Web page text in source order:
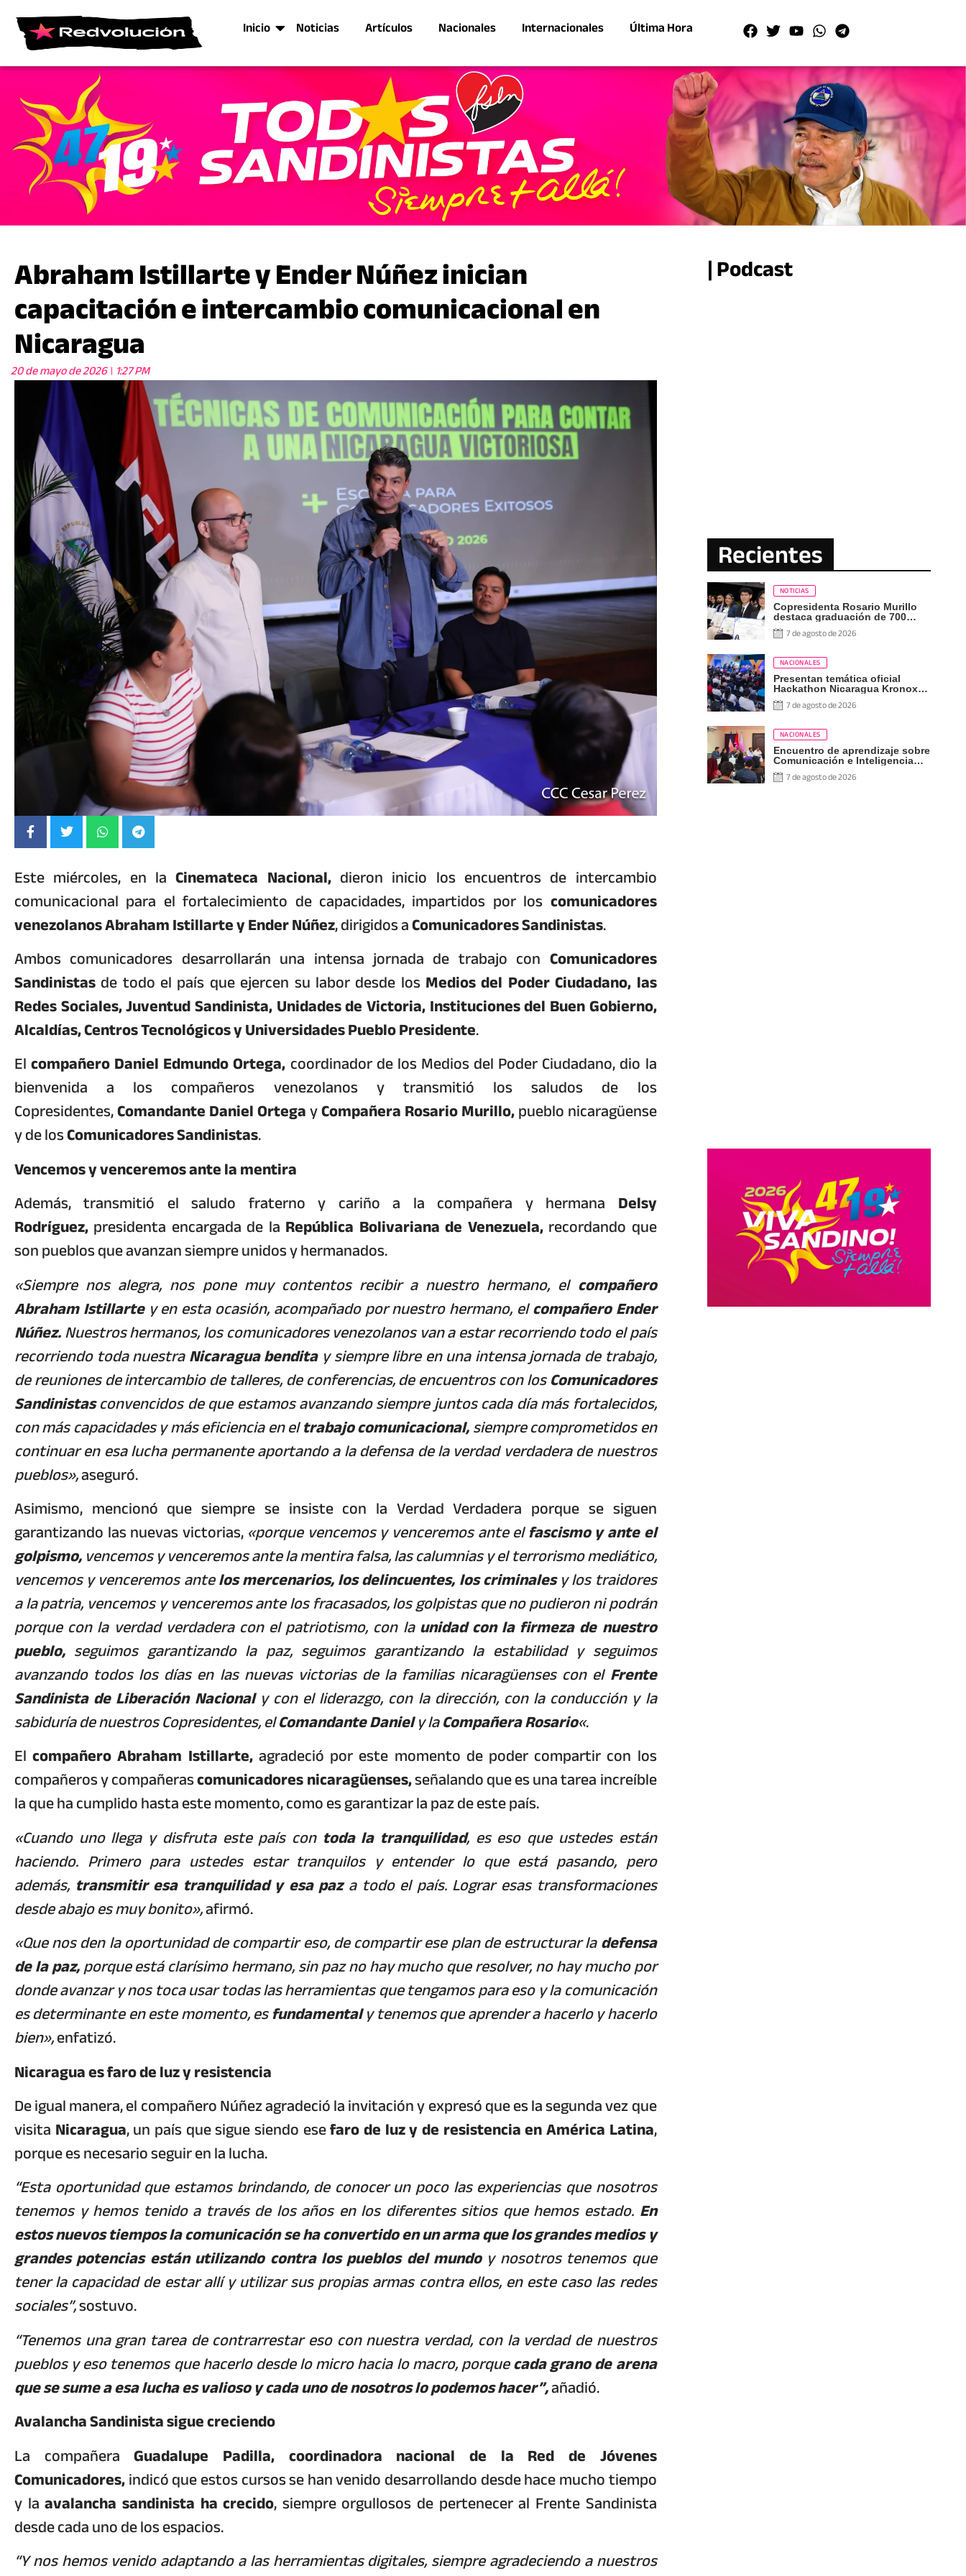
Inicio Noticias Artículos Nacionales Internacionales Última Hora
Abraham Istillarte y Ender Núñez inician
capacitación e intercambio comunicacional en
Nicaragua
20 de mayo de 2026 1:27 PM
Este miércoles, en laCinemateca Nacional,dieron inicio los encuentros de intercambio
comunicacional para el fortalecimiento de capacidades, impartidos por los comunicadores
venezolanos Abraham Istillarte y Ender Núñez, dirigidos aComunicadores Sandinistas.
Ambos comunicadores desarrollarán una intensa jornada de trabajo con Comunicadores
Sandinistasde todo el país que ejercen su labor desde losMedios del Poder Ciudadano, las
Redes Sociales, Juventud Sandinista, Unidades de Victoria, Instituciones del Buen Gobierno,
Alcaldías, Centros Tecnológicos y Universidades Pueblo Presidente.
Elcompañero Daniel Edmundo Ortega,coordinador de los Medios del Poder Ciudadano, dio la
bienvenida a los compañeros venezolanos y transmitió los saludos de los
Copresidentes,Comandante Daniel OrtegayCompañera Rosario Murillo,pueblo nicaragüense
y de losComunicadores Sandinistas.
Vencemos y venceremos ante la mentira
Además, transmitió el saludo fraterno y cariño a la compañera y hermana Delsy
Rodríguez,presidenta encargada de la República Bolivariana de Venezuela,recordando que
son pueblos que avanzan siempre unidos y hermanados.
«Siempre nos alegra, nos pone muy contentos recibir a nuestro hermano, el compañero
Abraham Istillartey en esta ocasión, acompañado por nuestro hermano, elcompañero Ender
Núñez.Nuestros hermanos, los comunicadores venezolanos van a estar recorriendo todo el país
recorriendo toda nuestraNicaragua benditay siempre libre en una intensa jornada de trabajo,
de reuniones de intercambio de talleres, de conferencias, de encuentros con losComunicadores
Sandinistasconvencidos de que estamos avanzando siempre juntos cada día más fortalecidos,
con más capacidades y más eficiencia en eltrabajo comunicacional,siempre comprometidos en
continuar en esa lucha permanente aportando a la defensa de la verdad verdadera de nuestros
pueblos»,aseguró.
Asimismo, mencionó que siempre se insiste con la Verdad Verdadera porque se siguen
garantizando las nuevas victorias,«porque vencemos y venceremos ante elfascismo y ante el
golpismo,vencemos y venceremos ante la mentira falsa, las calumnias y el terrorismo mediático,
vencemos y venceremos antelos mercenarios, los delincuentes, los criminalesy los traidores
a la patria, vencemos y venceremos ante los fracasados, los golpistas que no pudieron ni podrán
porque con la verdad verdadera con el patriotismo, con launidad con la firmeza de nuestro
pueblo, seguimos garantizando la paz, seguimos garantizando la estabilidad y seguimos
avanzando todos los días en las nuevas victorias de la familias nicaragüenses con elFrente
Sandinista de Liberación Nacionaly con el liderazgo, con la dirección, con la conducción y la
sabiduría de nuestros Copresidentes, elComandante Daniely laCompañera Rosario«.
Elcompañero Abraham Istillarte,agradeció por este momento de poder compartir con los
compañeros y compañerascomunicadores nicaragüenses,señalando que es una tarea increíble
la que ha cumplido hasta este momento, como es garantizar la paz de este país.
«Cuando uno llega y disfruta este país con toda la tranquilidad, es eso que ustedes están
haciendo. Primero para ustedes estar tranquilos y entender lo que está pasando, pero
además, transmitir esa tranquilidad y esa paza todo el país. Lograr esas transformaciones
desde abajo es muy bonito»,afirmó.
«Que nos den la oportunidad de compartir eso, de compartir ese plan de estructurar ladefensa
de la paz,porque está clarísimo hermano, sin paz no hay mucho que resolver, no hay mucho por
donde avanzar y nos toca usar todas las herramientas que tengamos para eso y la comunicación
es determinante en este momento, esfundamentaly tenemos que aprender a hacerlo y hacerlo
bien»,enfatizó.
Nicaragua es faro de luz y resistencia
De igual manera, el compañero Núñez agradeció la invitación y expresó que es la segunda vez que
visitaNicaragua, un país que sigue siendo esefaro de luz y de resistencia en América Latina,
porque es necesario seguir en la lucha.
“Esta oportunidad que estamos brindando, de conocer un poco las experiencias que nosotros
tenemos y hemos tenido a través de los años en los diferentes sitios que hemos estado. En
estos nuevos tiempos la comunicación se ha convertido en un arma que los grandes medios y
grandes potencias están utilizando contra los pueblos del mundoy nosotros tenemos que
tener la capacidad de estar allí y utilizar sus propias armas contra ellos, en este caso las redes
sociales”,sostuvo.
“Tenemos una gran tarea de contrarrestar eso con nuestra verdad, con la verdad de nuestros
pueblos y eso tenemos que hacerlo desde lo micro hacia lo macro, porquecada grano de arena
que se sume a esa lucha es valioso y cada uno de nosotros lo podemos hacer”,añadió.
Avalancha Sandinista sigue creciendo
La compañeraGuadalupe Padilla, coordinadora nacional de la Red de Jóvenes
Comunicadores,indicó que estos cursos se han venido desarrollando desde hace mucho tiempo
y laavalancha sandinista ha crecido, siempre orgullosos de pertenecer al Frente Sandinista
desde cada uno de los espacios.
“Y nos hemos venido adaptando a las herramientas digitales, siempre agradeciendo a nuestros
| Podcast
Recientes
NOTICIAS
Copresidenta Rosario Murillo
destaca graduación de 700
nuevos profesionales Pueblo
Presidente
7 de agosto de 2026
NACIONALES
Presentan temática oficial
Hackathon Nicaragua Kronox
2026, 10 años ¡Siempre Más
Allá!7 de agosto de 2026
NACIONALES
Encuentro de aprendizaje sobre
Comunicación e Inteligencia
Artificial
7 de agosto de 2026